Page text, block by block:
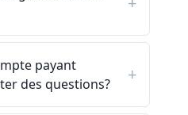
payant
des questions?